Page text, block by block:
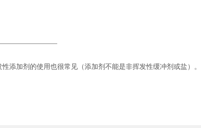
添加剂的使用也很常见（添加剂不能是非挥发性缓冲剂或盐）